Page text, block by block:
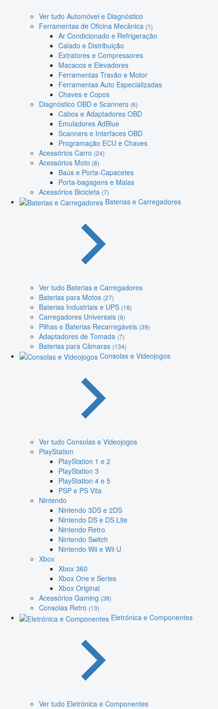
Ver tudo Automóvel e Diagnóstico
Ferramentas de Oficina Mecânica (1)
Ar Condicionado e Refrigeração
Calado e Distribuição
Extratores e Compressores
Macacos e Elevadores
Ferramentas Travão e Motor
Ferramentas Auto Especializadas
Chaves e Copos
Diagnóstico OBD e Scanners (6)
Cabos e Adaptadores OBD
Emuladores AdBlue
Scanners e Interfaces OBD
Programação ECU e Chaves
Acessórios Carro (24)
Acessórios Moto (8)
Baús e Porta-Capacetes
Porta-bagagens e Malas
Acessórios Bicicleta (7)
Baterias e Carregadores
Ver tudo Baterias e Carregadores
Baterias para Motos (27)
Baterias Industriais e UPS (18)
Carregadores Universais (9)
Pilhas e Baterias Recarregáveis (39)
Adaptadores de Tomada (7)
Baterias para Câmaras (134)
Consolas e Videojogos
Ver tudo Consolas e Videojogos
PlayStation
PlayStation 1 e 2
PlayStation 3
PlayStation 4 e 5
PSP e PS Vita
Nintendo
Nintendo 3DS e 2DS
Nintendo DS e DS Lite
Nintendo Retro
Nintendo Switch
Nintendo Wii e Wii U
Xbox
Xbox 360
Xbox One e Series
Xbox Original
Acessórios Gaming (38)
Consolas Retro (13)
Eletrónica e Componentes
Ver tudo Eletrónica e Componentes